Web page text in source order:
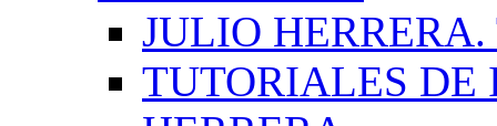
JULIO
TUTORIALES DE